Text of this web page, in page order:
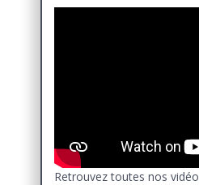
Retrouvez toutes nos